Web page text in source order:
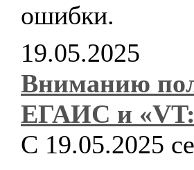
ошибки.
19.05.2025
Вниманию
ЕГАИС и
С 19.05.2025